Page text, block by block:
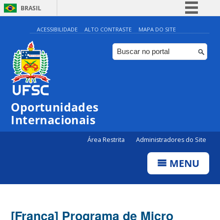
BRASIL
Simplifique!
Comunica BR
Participe
ACESSIBILIDADE ALTO CONTRASTE MAPA DO SITE
Oportunidades
Internacionais
Área Restrita Administradores do Site
MENU
[França] Programa de Micro